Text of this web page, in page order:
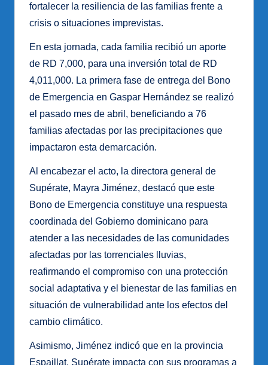
fortalecer la resiliencia de las familias frente a
crisis o situaciones imprevistas.
En esta jornada, cada familia recibió un aporte
de RD 7,000, para una inversión total de RD
4,011,000. La primera fase de entrega del Bono
de Emergencia en Gaspar Hernández se realizó
el pasado mes de abril, beneficiando a 76
familias afectadas por las precipitaciones que
impactaron esta demarcación.
Al encabezar el acto, la directora general de
Supérate, Mayra Jiménez, destacó que este
Bono de Emergencia constituye una respuesta
coordinada del Gobierno dominicano para
atender a las necesidades de las comunidades
afectadas por las torrenciales lluvias,
reafirmando el compromiso con una protección
social adaptativa y el bienestar de las familias en
situación de vulnerabilidad ante los efectos del
cambio climático.
Asimismo, Jiménez indicó que en la provincia
Espaillat, Supérate impacta con sus programas a